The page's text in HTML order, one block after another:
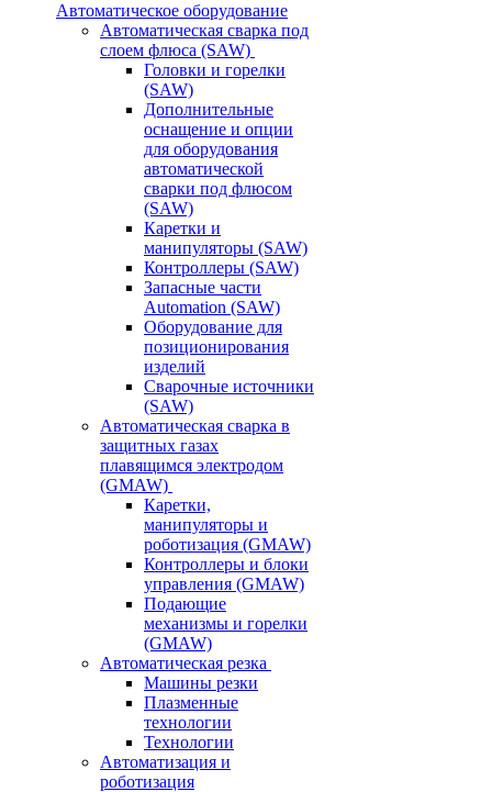
Автоматическое оборудование
Автоматическая сварка под
слоем флюса (SAW)
Головки и горелки
(SAW)
Дополнительные
оснащение и опции
для оборудования
автоматической
сварки под флюсом
(SAW)
Каретки и
манипуляторы (SAW)
Контроллеры (SAW)
Запасные части
Automation (SAW)
Оборудование для
позиционирования
изделий
Сварочные источники
(SAW)
Автоматическая сварка в
защитных газах
плавящимся электродом
(GMAW)
Каретки,
манипуляторы и
роботизация (GMAW)
Контроллеры и блоки
управления (GMAW)
Подающие
механизмы и горелки
(GMAW)
Автоматическая резка
Машины резки
Плазменные
технологии
Технологии
Автоматизация и
роботизация